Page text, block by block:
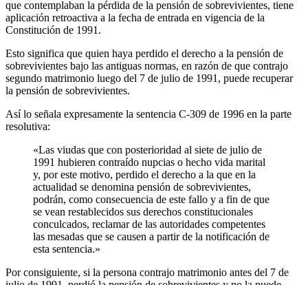
que contemplaban la pérdida de la pensión de sobrevivientes, tiene
aplicación retroactiva a la fecha de entrada en vigencia de la
Constitución de 1991.
Esto significa que quien haya perdido el derecho a la pensión de
sobrevivientes bajo las antiguas normas, en razón de que contrajo
segundo matrimonio luego del 7 de julio de 1991, puede recuperar
la pensión de sobrevivientes.
Así lo señala expresamente la sentencia C-309 de 1996 en la parte
resolutiva:
«Las viudas que con posterioridad al siete de julio de
1991 hubieren contraído nupcias o hecho vida marital
y, por este motivo, perdido el derecho a la que en la
actualidad se denomina pensión de sobrevivientes,
podrán, como consecuencia de este fallo y a fin de que
se vean restablecidos sus derechos constitucionales
conculcados, reclamar de las autoridades competentes
las mesadas que se causen a partir de la notificación de
esta sentencia.»
Por consiguiente, si la persona contrajo matrimonio antes del 7 de